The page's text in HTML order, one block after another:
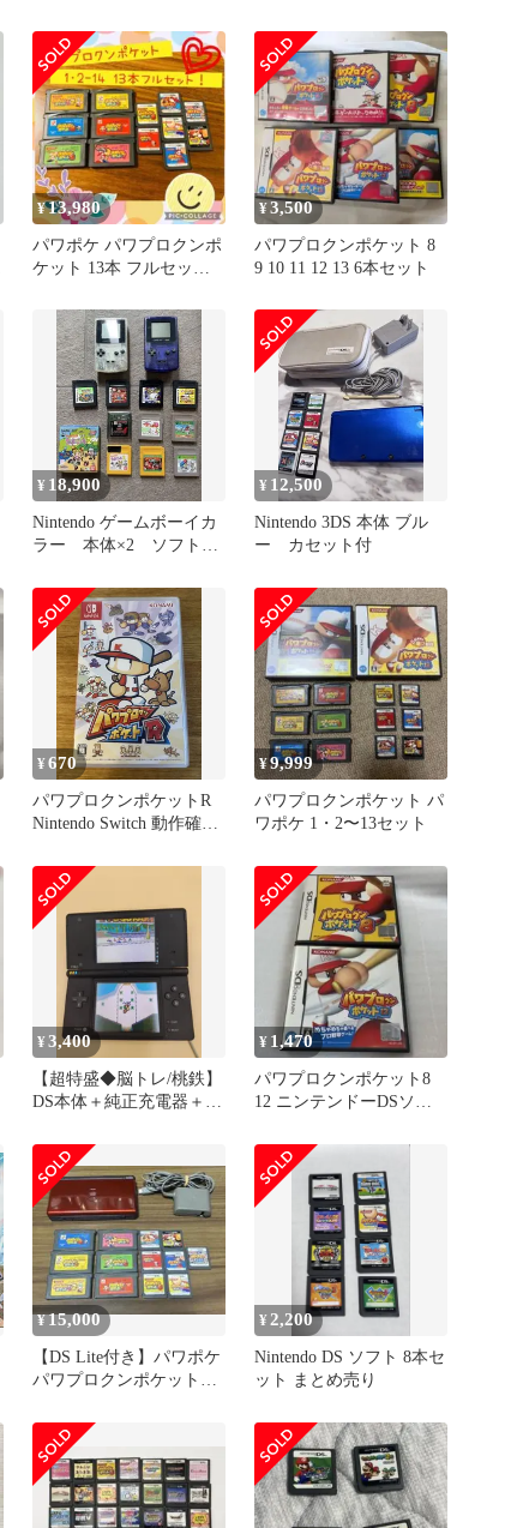
¥13,980
パワポケ パワプロクンポ
ケット 13本 フルセット
あり
¥3,500
パワプロクンポケット 8
9 10 11 12 13 6本セット
¥ 18,900
Nintendo ゲームボーイカ
ラー 本体×2 ソフト
¥ 12,500
Nintendo 3DS 本体 ブル
ー カセット付
¥670
パワプロクンポケットR
Nintendo Switch 動作確認
¥9,999
パワプロクンポケット パ
ワポケ 1・2〜13セット
¥3,400
【超特盛◆脳トレ/桃鉄】
DS本体＋純正充電器＋名
ー付
¥ 1,470
パワプロクンポケット8
12 ニンテンドーDSソフ
¥15,000
【DS Lite付き】パワポケ
パワプロクンポケット
¥2,200
Nintendo DS ソフト 8本セ
ット まとめ売り